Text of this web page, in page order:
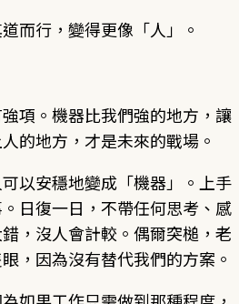
而行，變得更像「人」。
項。機器比我們強的地方，讓
的地方，才是未來的戰場。
以安穩地變成「機器」。上手
日復一日，不帶任何思考、感
，沒人會計較。偶爾突槌，老
，因為沒有替代我們的方案。